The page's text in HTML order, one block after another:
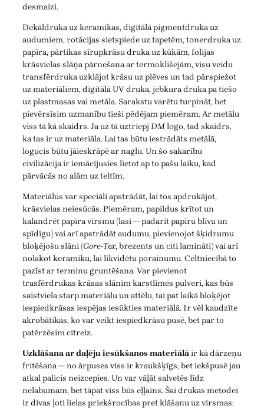
desmaizi.
Dekāldruka uz keramikas, digitālā pigmentdruka uz
audumiem, rotācijas sietspiede uz tapetēm, tonerdruka uz
papīra, pārtikas sīrupkrāsu druka uz kūkām, folijas
krāsvielas slāņa pārnešana ar termoklišejām, visu veidu
transfērdruka uzklājot krāsu uz plēves un tad pārspiežot
uz materiāliem, digitālā UV druka, jebkura druka pa tiešo
uz plastmasas vai metāla. Sarakstu varētu turpināt, bet
pievērsīsim uzmanību tieši pēdējam piemēram. Ar metālu
viss tā kā skaidrs. Ja uz tā uztriepj DMlogo, tad skaidrs,
ka tas ir uz materiāla. Lai tas būtu iestrādāts metālā,
logucis būtu jāieskrāpē ar naglu. Un šo sakarību
civilizācija ir iemācījusies lietot ap to pašu laiku, kad
pārvācās no alām uz teltīm.
Materiālus var speciāli apstrādāt, lai tos apdrukājot,
krāsvielas neiesūcās. Piemēram, papildus krītot un
kalandrēt papīra virsmu (lasi — padarīt papīru blīvu un
spīdīgu) vai arī apstrādāt audumu, pievienojot šķidrumu
bloķējošu slāni (Gore-Tex, brezents un citi lamināti) vai arī
nolakot keramiku, lai likvidētu porainumu. Celtniecībā to
pazīst ar terminu gruntēšana. Var pievienot
trasfērdrukas krāsas slānim karstlīmes pulveri, kas būs
saistviela starp materiālu un attēlu, tai pat laikā bloķējot
iespiedkrāsas iespējas iesūkties materiālā. Ir vēl kaudzīte
akrobātikas, ko var veikt iespiedkrāsu pusē, bet par to
patērzēsim citreiz.
Uzklāšana ar daļēju iesūkšanos materiālāir kā dārzeņu
fritēšana — no ārpuses viss ir kraukšķīgs, bet iekšpusē jau
atkal palicis neizcepies. Un var vāļāt salvetēs līdz
nelabumam, bet tāpat viss būs eļļains. Šai drukas metodei
ir divas ļoti lielas priekšrocības pret klāšanu uz virsmas: